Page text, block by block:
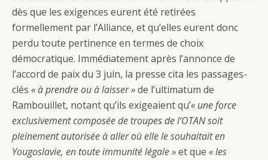
dès que les exigences eurent été retirées
formellement par l’Alliance, et qu’elles eurent donc
perdu toute pertinence en termes de choix
démocratique. Immédiatement après l’annonce de
l’accord de paix du 3 juin, la presse cita les passages-
clés « à prendre ou à laisser »de l’ultimatum de
Rambouillet, notant qu’ils exigeaient qu’« une force
exclusivement composée de troupes de l’OTAN soit
pleinement autorisée à aller où elle le souhaitait en
Yougoslavie, en toute immunité légale »et que « les